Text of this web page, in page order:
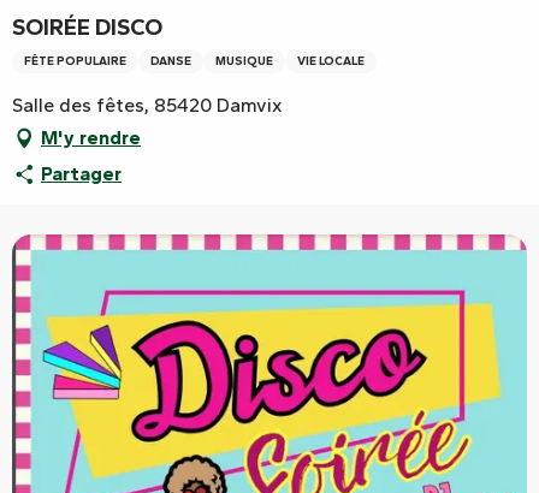
SOIRÉE DISCO
FÊTE POPULAIRE DANSE MUSIQUE VIE LOCALE
Salle des fêtes, 85420 Damvix
M'y rendre
Partager